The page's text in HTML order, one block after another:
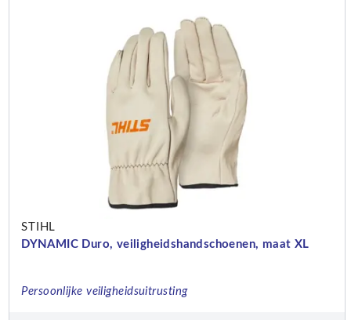
STIHL
DYNAMIC Duro, veiligheidshandschoenen, maat XL
Persoonlijke veiligheidsuitrusting